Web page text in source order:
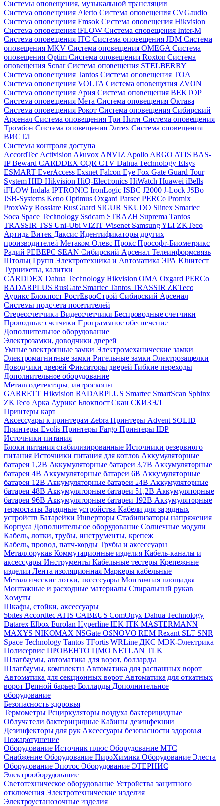
Системы оповещения, музыкальной трансляции
Система оповещения Alerto Система оповещения CVGaudio
Система оповещения Emsok Система оповещения Hikvision
Система оповещения iFLOW Система оповещения Inter-M
Система оповещения ITC Система оповещения JDM Система
оповещения MKV Система оповещения OMEGA Система
оповещения Optim Система оповещения Roxton Система
оповещения SonarСистема оповещения STELBERRY
Система оповещения Tantos Система оповещения TOA
Система оповещения VOLTA Система оповещения ZVON
Система оповещения Ария Система оповещения ВЕКТОР
Система оповещения Мета Система оповещения Октава
Система оповещения Рокот Система оповещения Сибирский
Арсенал Система оповещения Три Нити Система оповещения
Тромбон Система оповещения Элтех Система оповещения
ВИСТЛ
Системы контроля доступа
AccordTec Activision Akuvox ANVIZ Apollo ARGO ATIS BAS-
IPBeward CARDDEX CQR CTV Dahua Technology Elsys
ESMART EverAccess Exsnet Falcon Eye Fox Gate Guard Tour
System HID Hikvision HiQ-Electronics HiWatch Huawei iBells
iFLOW Indala IPTRONIC IronLogic ISBC J2000 J-Lock JSBo
JSB-Systems Keno Optimus Oxgard Parsec PERCo Promix
ProxWay Rosslare RusGuard SIGUR SKUDO Slinex Smartec
Soca Space Technology Ssdcam STRAZH Suprema Tantos
TRASSIR TSS Uni-Ubi VIZIT Wisenet SamsungYLI ZKTeco
Артида Витек Даксис Идентификаторы других
производителей Метаком Олевс Прокс Прософт-Биометрикс
Радий РЕВЕРС SEAN Сибирский Арсенал Телеинформсвязь
Штольц Групп Электротехника и Автоматика ЭРА Юнитест
Турникеты, калитки
CARDDEX Dahua Technology Hikvision ОМА Oxgard PERCo
RADARPLUS RusGate Smartec Tantos TRASSIR ZKTeco
Аурикс Блокпост РостЕвроСтрой Сибирский Арсенал
Системы подсчета посетителей
Стереосчетчики Видеосчетчики Беспроводные счетчики
Проводные счетчики Программное обеспечение
Дополнительное оборудование
Электрозамки, доводчики дверей
Умные электронные замки Электромеханические замки
Электромагнитные замки Ригельные замки Электрозащелки
Доводчики дверей Фиксаторы дверей Гибкие переходы
Дополнительное оборудование
Металлодетекторы, интроскопы
GARRETT Hikvision RADARPLUS Smartec SmartScan Sphinx
ZKTeco Арка Аурикс Блокпост Скан СКИЗЭЛ
Принтеры карт
Аксессуары к принтерам Zebra Принтеры Advent SOLID
Принтеры Evolis Принтеры Fargo Принтеры IDP
Источники питания
Блоки питания стабилизированные Источники резервного
питания Источники питания для котлов Аккумуляторные
батареи 1,2В Аккумуляторные батареи 3,7В Аккумуляторные
батареи 4В Аккумуляторные батареи 6В Аккумуляторные
батареи 12В Аккумуляторные батареи 24В Аккумуляторные
батареи 48В Аккумуляторные батареи 51,2В Аккумуляторные
батареи 96В Аккумуляторные батареи 192В Аккумуляторные
термостаты Зарядные устройства Кабели для зарядных
устройств Батарейки Инверторы Стабилизаторы напряжения
Корпуса Дополнительное оборудование Солнечные модули
Кабель, лотки, трубы, инструменты, крепеж
Кабель, провод, патч-корды Трубы и аксессуары
Металлорукав Коммутационные изделия Кабель-каналы и
аксессуары Инструменты Кабельные тестеры Крепежные
изделия Лента изоляционная Маркеры кабельные
Металлические лотки, аксессуары Монтажная площадка
Монтажные и расходные материалы Спиральный рукав
Хомуты
Шкафы, стойки, аксессуары
5bites Accordtec ATIS CABEUS ComOnyx Dahua Technology
Datarex Elbox Eurolan Hyperline IEK ITK MASTERMANN
MAXYS NIKOMAX NSGate OSNOVO REM Rexant SLT SNR
Space Technology Tantos TFortis WRLine ДКС МЭК-Электрика
Полисервис ПРОВЕНТО ЦМО NETLAN TLK
Шлагбаумы, автоматика для ворот, болларды
Шлагбаумы, комплекты Автоматика для распашных ворот
Автоматика для секционных ворот Автоматика для откатных
ворот Цепной барьер Болларды Дополнительное
оборудование
Безопасность здоровья
Термометры Рециркуляторы воздуха бактерицидные
Облучатели бактерицидные Кабины дезинфекции
Дезинфекторы для рук Аксессуары безопасности здоровья
Пожаротушение
Оборудование Источник плюс Оборудование МТС
Снабжение Оборудование ПироХимика Оборудование Элеста
Оборудование Эпотос Оборудование ЭТЕРНИС
Электрооборудование
Светотехническое оборудование Устройства защитного
отключения Электротехнические изделия
Электроустановочные изделия